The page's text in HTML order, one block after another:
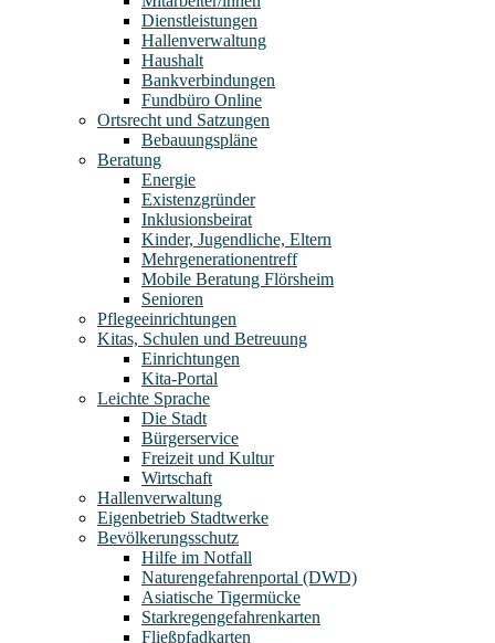
Dienstleistungen
Hallenverwaltung
Haushalt
Bankverbindungen
Fundbüro Online
Ortsrecht und Satzungen
Bebauungspläne
Beratung
Energie
Existenzgründer
Inklusionsbeirat
Kinder, Jugendliche, Eltern
Mehrgenerationentreff
Mobile Beratung Flörsheim
Senioren
Pflegeeinrichtungen
Kitas, Schulen und Betreuung
Einrichtungen
Kita-Portal
Leichte Sprache
Die Stadt
Bürgerservice
Freizeit und Kultur
Wirtschaft
Hallenverwaltung
Eigenbetrieb Stadtwerke
Bevölkerungsschutz
Hilfe im Notfall
Naturengefahrenportal (DWD)
Asiatische Tigermücke
Starkregengefahrenkarten
Fließpfadkarten